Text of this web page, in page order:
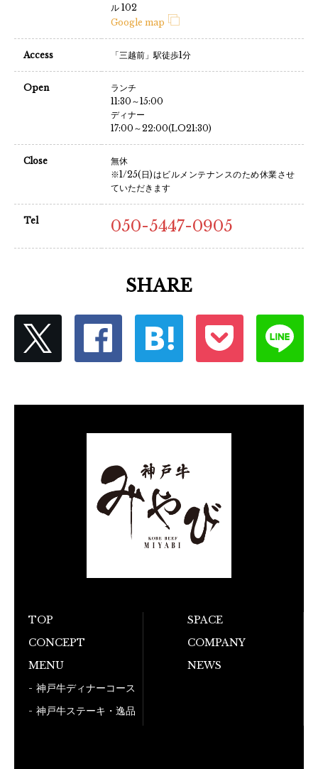
ル 102
Google map
Access 「三越前」駅徒歩1分
Open
ランチ
11:30～15:00
ディナー
17:00～22:00(LO21:30)
Close
無休
※1/25(日)はビルメンテナンスのため休業させ
ていただきます
Tel 050-5447-0905
SHARE
TOP
CONCEPT
MENU
神戸牛ディナーコース
神戸牛ステーキ・逸品
SPACE
COMPANY
NEWS
お電話でのご予